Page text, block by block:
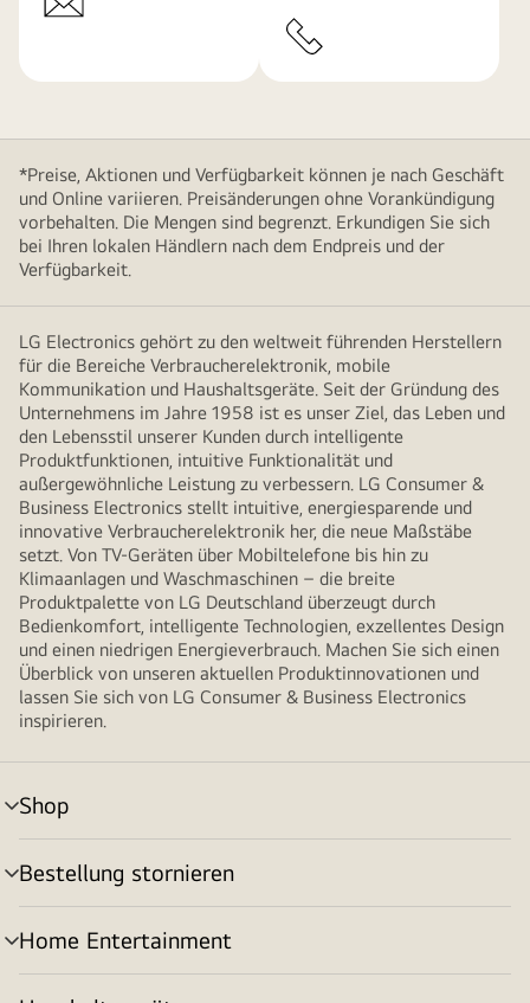
*Preise, Aktionen und Verfügbarkeit können je nach Geschäft
und Online variieren. Preisänderungen ohne Vorankündigung
vorbehalten. Die Mengen sind begrenzt. Erkundigen Sie sich
bei Ihren lokalen Händlern nach dem Endpreis und der
Verfügbarkeit.
LG Electronics gehört zu den weltweit führenden Herstellern
für die Bereiche Verbraucherelektronik, mobile
Kommunikation und Haushaltsgeräte. Seit der Gründung des
Unternehmens im Jahre 1958 ist es unser Ziel, das Leben und
den Lebensstil unserer Kunden durch intelligente
Produktfunktionen, intuitive Funktionalität und
außergewöhnliche Leistung zu verbessern. LG Consumer &
Business Electronics stellt intuitive, energiesparende und
innovative Verbraucherelektronik her, die neue Maßstäbe
setzt. Von TV-Geräten über Mobiltelefone bis hin zu
Klimaanlagen und Waschmaschinen – die breite
Produktpalette von LG Deutschland überzeugt durch
Bedienkomfort, intelligente Technologien, exzellentes Design
und einen niedrigen Energieverbrauch. Machen Sie sich einen
Überblick von unseren aktuellen Produktinnovationen und
lassen Sie sich von LG Consumer & Business Electronics
inspirieren.
Shop
Menü
umschalten
Bestellung stornieren
Menü
umschalten
Home Entertainment
Menü
umschalten